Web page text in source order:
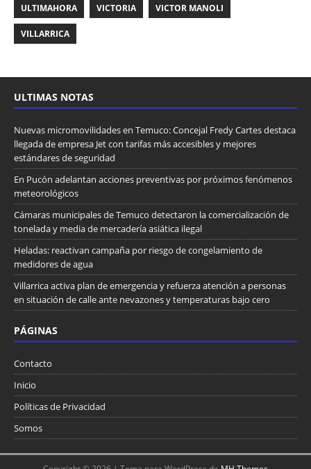
ULTIMAHORA VICTORIA VICTOR MANOLI
VILLARRICA
ULTIMAS NOTAS
Nuevas micromovilidades en Temuco: Concejal Fredy Cartes destaca
llegada de empresa Jet con tarifas más accesibles y mejores
estándares de seguridad
En Pucón adelantan acciones preventivas por próximos fenómenos
meteorológicos
Cámaras municipales de Temuco detectaron la comercialización de
tonelada y media de mercadería asiática ilegal
Heladas: reactivan campaña por riesgo de congelamiento de
medidores de agua
Villarrica activa plan de emergencia y refuerza atención a personas
en situación de calle ante nevazones y temperaturas bajo cero
PÁGINAS
Contacto
Inicio
Políticas de Privacidad
Somos